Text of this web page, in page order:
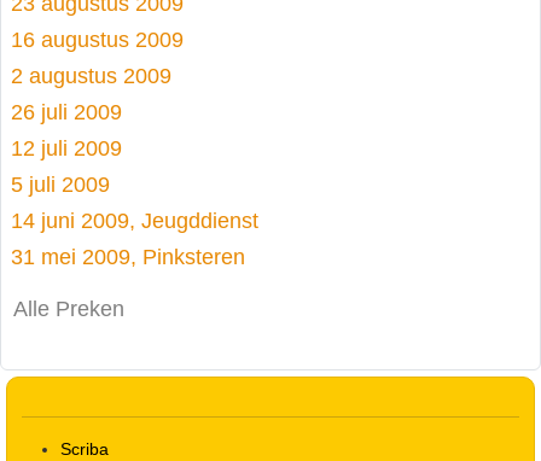
16 augustus 2009
2 augustus 2009
26 juli 2009
12 juli 2009
5 juli 2009
14 juni 2009, Jeugddienst
31 mei 2009, Pinksteren
Alle Preken
Scriba